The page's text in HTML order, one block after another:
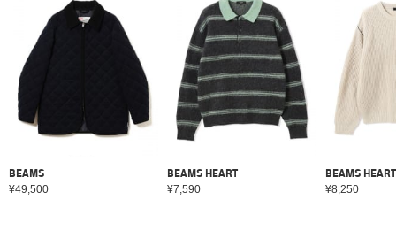
BEAMS
¥49,500
BEAMS HEART
¥7,590
BEAMS HEART
¥8,250